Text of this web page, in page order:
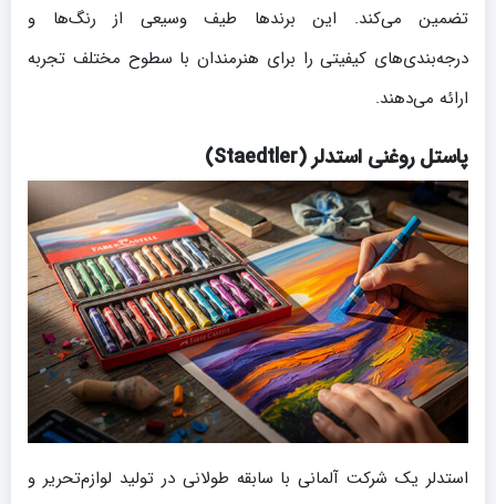
تضمین می‌کند. این برندها طیف وسیعی از رنگ‌ها و
درجه‌بندی‌های کیفیتی را برای هنرمندان با سطوح مختلف تجربه
ارائه می‌دهند.
پاستل روغنی استدلر (Staedtler)
استدلر یک شرکت آلمانی با سابقه طولانی در تولید لوازم‌تحریر و